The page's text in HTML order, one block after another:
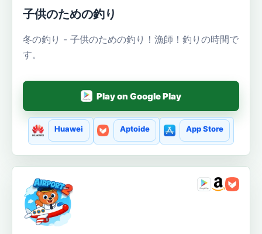
子供のための釣り
冬の釣り - 子供のための釣り！漁師！釣りの時間で
す。
Play on Google Play
Huawei Aptoide App Store